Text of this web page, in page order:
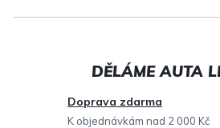
l
a
í
Doprava zdarma
K objednávkám nad 2 000 Kč